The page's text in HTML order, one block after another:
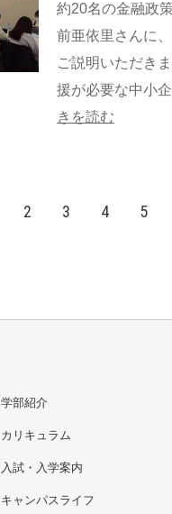
約20名の金融政
前亜依里さんに
ご説明いただき
援が必要な中小
きを読む
2 3 4 5
学部紹介
カリキュラム
入試・入学案内
キャンパスライフ